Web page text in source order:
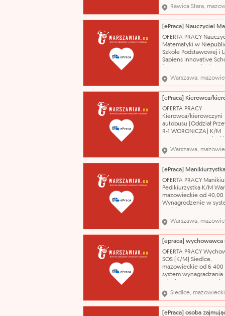
Wykonywanie i
wykształcenie -
zawód - Monter mebli
umiejetności -
czytania rysunku
Doświadczenie w
staż
Rawica Stara,
OFERTA PRACY
Matematyki w
Szkole Podstawowej i
Sapiens Innovative
mazowieckie od 80,00
Stawka 80zł
3200zł miesięcznie
umowie na pół etatu.
zlecenie / Umowa o
świadczenie usług
Zgodnie
Warszawa,
OFERTA PRACY
Kierowca/kierowczyni
autobusu (Oddział
R-1 WORONICZA) K/M
52,00 do 64,00 PLN
wynagrodzenia:
możliwość wykupienia
grupowego
życie (dostępne
pakiety z opieką
dofinansowanie karty
sportowej, - b
Warszawa,
OFERTA PRACY
Pedikiurzystka K/M
mazowieckie od 40,00
Wynagrodzenie w
/ Umowa o
03.08.2026 -
zabiegów manicure i
wykształcenie - brak
niepełne podstawowe
Manikiurzystka
Warszawa,
OFERTA PRACY
SOS (K/M) Siedlce,
mazowieckie od 6 400
system wynagradzania
Umowa o świadczenie
01.09.2026
nad podopiecznymi,
zaspokajanie ich
Siedlce,